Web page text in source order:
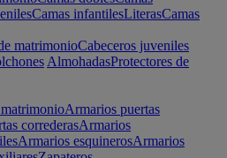
Camas infantilesLiterasCamas
matrimonioCabeceros juveniles
AlmohadasProtectores de
Armarios puertas
correderasArmarios
Armarios esquinerosArmarios